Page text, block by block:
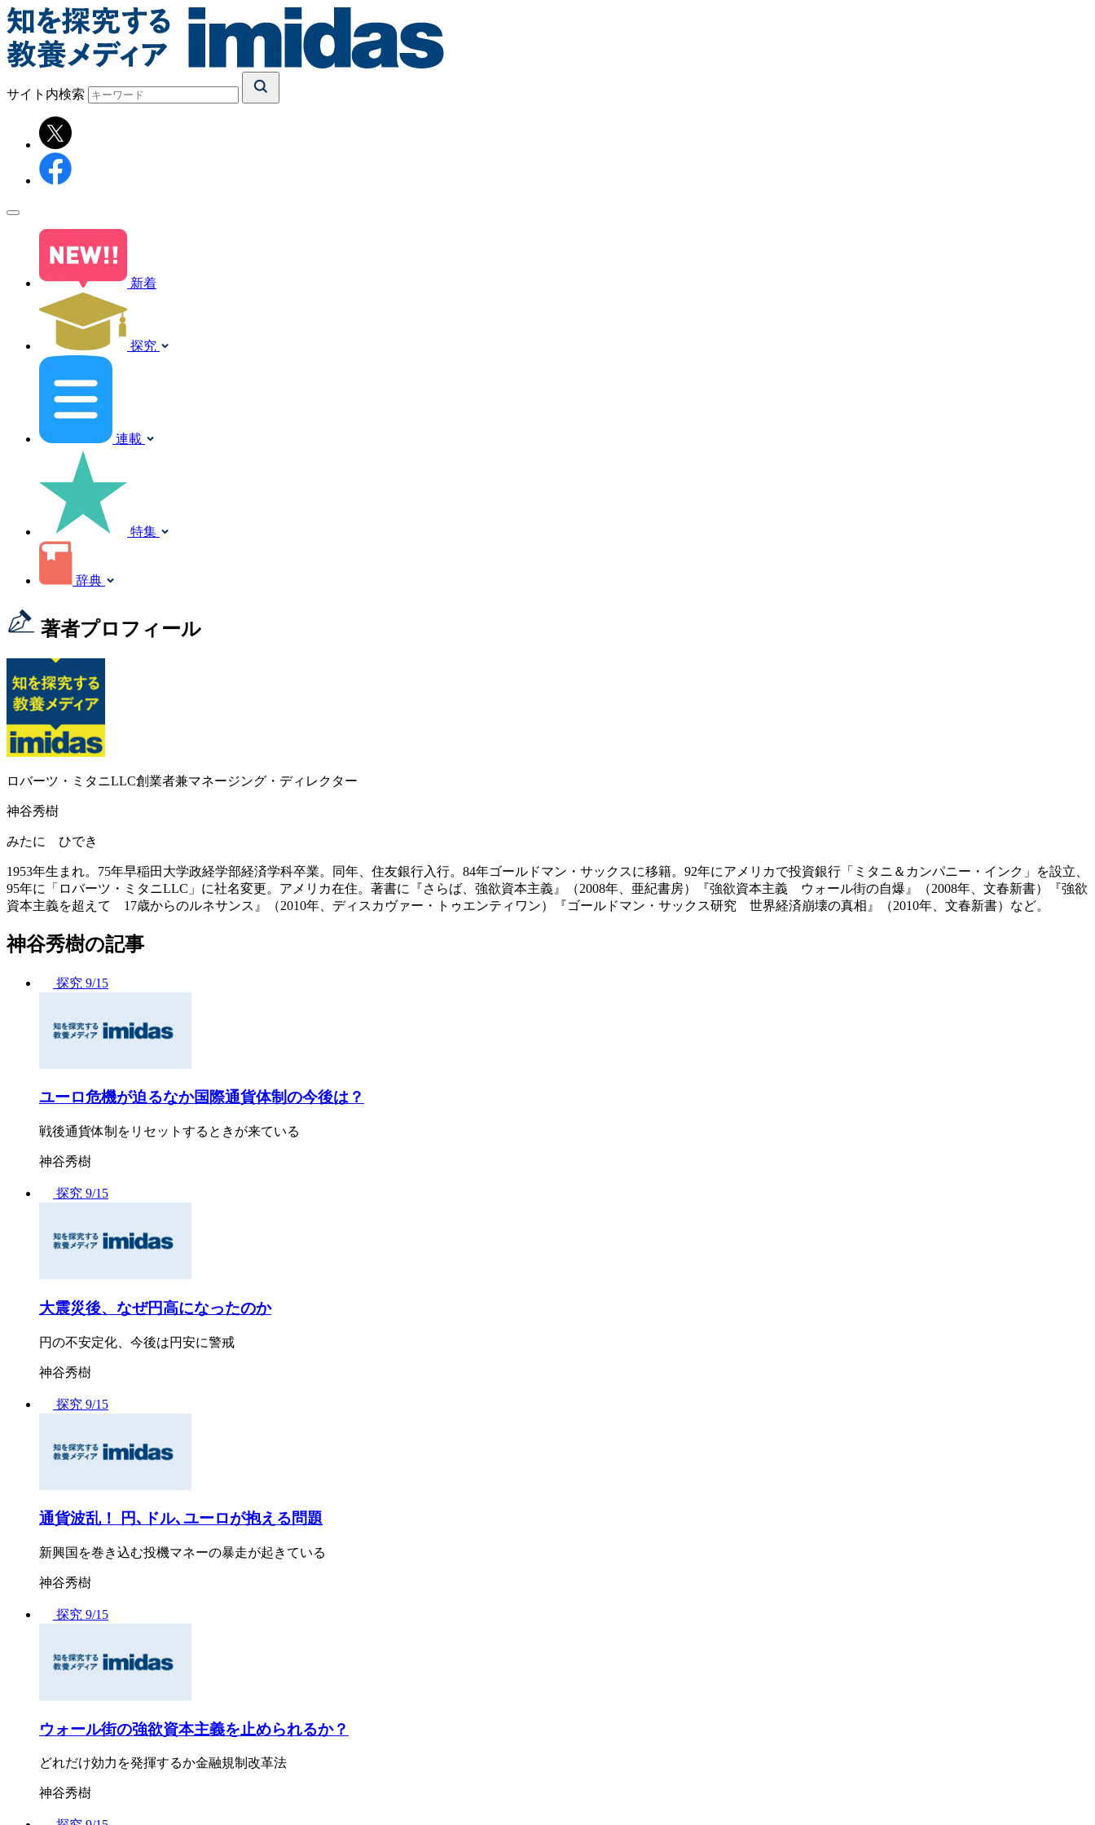
サイト内検索
新着
探究
連載
特集
辞典
著者プロフィール
ロバーツ・ミタニLLC創業者兼マネージング・ディレクター
神谷秀樹
みたに ひでき
1953年生まれ。75年早稲田大学政経学部経済学科卒業。同年、住友銀行入行。84年ゴールドマン・サックスに移籍。92年にアメリカで投資銀行「ミタニ＆カンパニー・インク」を設立、
95年に「ロバーツ・ミタニLLC」に社名変更。アメリカ在住。著書に『さらば、強欲資本主義』（2008年、亜紀書房）『強欲資本主義 ウォール街の自爆』（2008年、文春新書）『強欲
資本主義を超えて 17歳からのルネサンス』（2010年、ディスカヴァー・トゥエンティワン）『ゴールドマン・サックス研究 世界経済崩壊の真相』（2010年、文春新書）など。
神谷秀樹の記事
探究 9/15
ユーロ危機が迫るなか国際通貨体制の今後は？
戦後通貨体制をリセットするときが来ている
神谷秀樹
探究 9/15
大震災後、なぜ円高になったのか
円の不安定化、今後は円安に警戒
神谷秀樹
探究 9/15
通貨波乱！ 円､ドル､ユーロが抱える問題
新興国を巻き込む投機マネーの暴走が起きている
神谷秀樹
探究 9/15
ウォール街の強欲資本主義を止められるか？
どれだけ効力を発揮するか金融規制改革法
神谷秀樹